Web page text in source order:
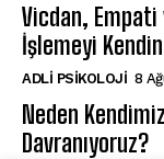
Vicdan, Empati
İşlemeyi
ADLI PSIKOLOJI 8
Neden
Davranıyoruz?